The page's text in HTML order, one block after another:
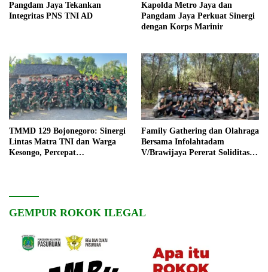
Pangdam Jaya Tekankan
Integritas PNS TNI AD
Kapolda Metro Jaya dan
Pangdam Jaya Perkuat Sinergi
dengan Korps Marinir
TMMD 129 Bojonegoro: Sinergi
Lintas Matra TNI dan Warga
Kesongo, Percepat
Family Gathering dan Olahraga
Bersama Infolahtadam
V/Brawijaya Pererat Soliditas
GEMPUR ROKOK ILEGAL